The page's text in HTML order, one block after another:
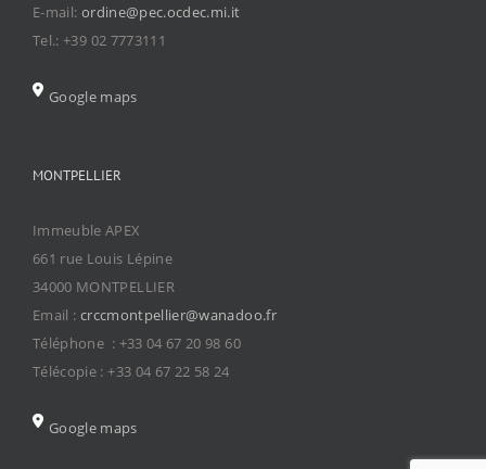
E-mail: ordine@pec.ocdec.mi.it
Tel.: +39 02 7773111
Google maps
MONTPELLIER
Immeuble APEX
661 rue Louis Lépine
34000 MONTPELLIER
Email : crccmontpellier@wanadoo.fr
Téléphone : +33 04 67 20 98 60
Télécopie : +33 04 67 22 58 24
Google maps